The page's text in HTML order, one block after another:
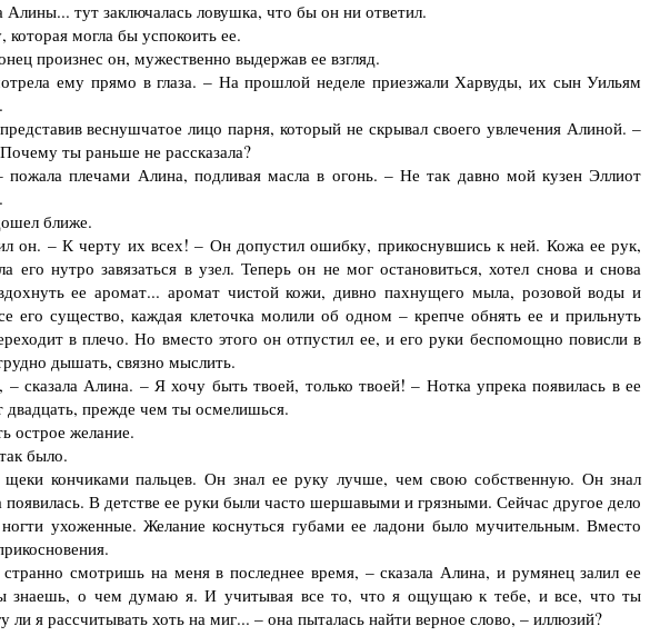
тут заключалась ловушка, что бы он ни ответил.
могла бы успокоить ее.
произнес он, мужественно выдержав ее взгляд.
ему прямо в глаза. – На прошлой неделе приезжали Харвуды, их сын Уильям
веснушчатое лицо парня, который не скрывал своего увлечения Алиной. –
ты раньше не рассказала?
плечами Алина, подливая масла в огонь. – Не так давно мой кузен Эллиот
ближе.
он. – К черту их всех! – Он допустил ошибку, прикоснувшись к ней. Кожа ее рук,
его нутро завязаться в узел. Теперь он не мог остановиться, хотел снова и снова
ее аромат... аромат чистой кожи, дивно пахнущего мыла, розовой воды и
его существо, каждая клеточка молили об одном – крепче обнять ее и прильнуть
в плечо. Но вместо этого он отпустил ее, и его руки беспомощно повисли в
дышать, связно мыслить.
сказала Алина. – Я хочу быть твоей, только твоей! – Нотка упрека появилась в ее
двадцать, прежде чем ты осмелишься.
острое желание.
было.
кончиками пальцев. Он знал ее руку лучше, чем свою собственную. Он знал
В детстве ее руки были часто шершавыми и грязными. Сейчас другое дело
ухоженные. Желание коснуться губами ее ладони было мучительным. Вместо
смотришь на меня в последнее время, – сказала Алина, и румянец залил ее
о чем думаю я. И учитывая все то, что я ощущаю к тебе, и все, что ты
я рассчитывать хоть на миг... – она пыталась найти верное слово, – иллюзий?